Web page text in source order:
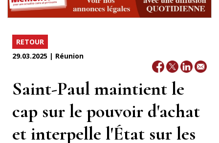
RETOUR
29.03.2025 | Réunion
Saint-Paul maintient le
cap sur le pouvoir d'achat
et interpelle l'État sur les